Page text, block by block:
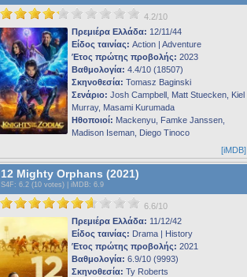
4.2/10
Πρεμιέρα Ελλάδα: 12/11/44
Είδος ταινίας: Action | Adventure
Έτος πρώτης προβολής: 2023
Βαθμολογία: 4.4/10 (18507)
Σκηνοθεσία: Tomasz Baginski
Σενάριο: Josh Campbell, Matt Stuecken, Kiel
Murray, Masami Kurumada
Ηθοποιοί: Mackenyu, Famke Janssen,
Madison Iseman, Diego Tinoco
[iMDB]
12 Mighty Orphans (2021)
S4F : 6.2 (10 votes) | iMDB: 6.9
6.6/10
Πρεμιέρα Ελλάδα: 11/12/42
Είδος ταινίας: Drama | History
Έτος πρώτης προβολής: 2021
Βαθμολογία: 6.9/10 (9993)
Σκηνοθεσία: Ty Roberts